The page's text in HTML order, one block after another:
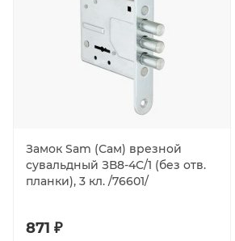
Замок Sam (Сам) врезной
сувальдный ЗВ8-4С/1 (без отв.
планки), 3 кл. /76601/
871 ₽